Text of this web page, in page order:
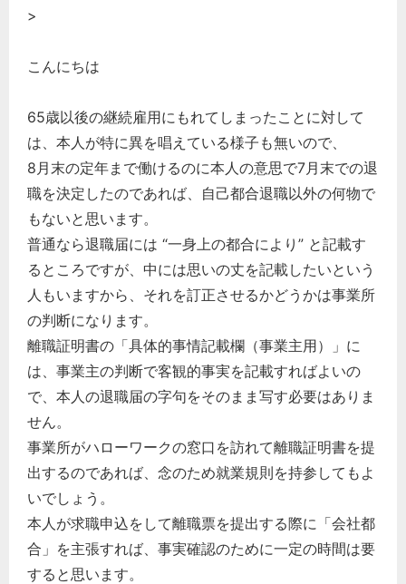
>
こんにちは
65歳以後の継続雇用にもれてしまったことに対して
は、本人が特に異を唱えている様子も無いので、
8月末の定年まで働けるのに本人の意思で7月末での退
職を決定したのであれば、自己都合退職以外の何物で
もないと思います。
普通なら退職届には “一身上の都合により” と記載す
るところですが、中には思いの丈を記載したいという
人もいますから、それを訂正させるかどうかは事業所
の判断になります。
離職証明書の「具体的事情記載欄（事業主用）」に
は、事業主の判断で客観的事実を記載すればよいの
で、本人の退職届の字句をそのまま写す必要はありま
せん。
事業所がハローワークの窓口を訪れて離職証明書を提
出するのであれば、念のため就業規則を持参してもよ
いでしょう。
本人が求職申込をして離職票を提出する際に「会社都
合」を主張すれば、事実確認のために一定の時間は要
すると思います。